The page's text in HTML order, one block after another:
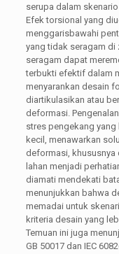
serupa dalam
Efek torsional yang
menggarisbawahi
yang tidak seragam di
seragam dapat
terbukti efektif dalam
menyarankan desain
diartikulasikan atau
deformasi.
stres pengekang yang
kecil, menawarkan
deformasi,
lahan menjadi
diamati mendekati
menunjukkan bahwa
memadai untuk
kriteria desain yang
Temuan ini juga
GB 50017 dan IEC